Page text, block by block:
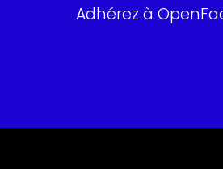
Adhérez à